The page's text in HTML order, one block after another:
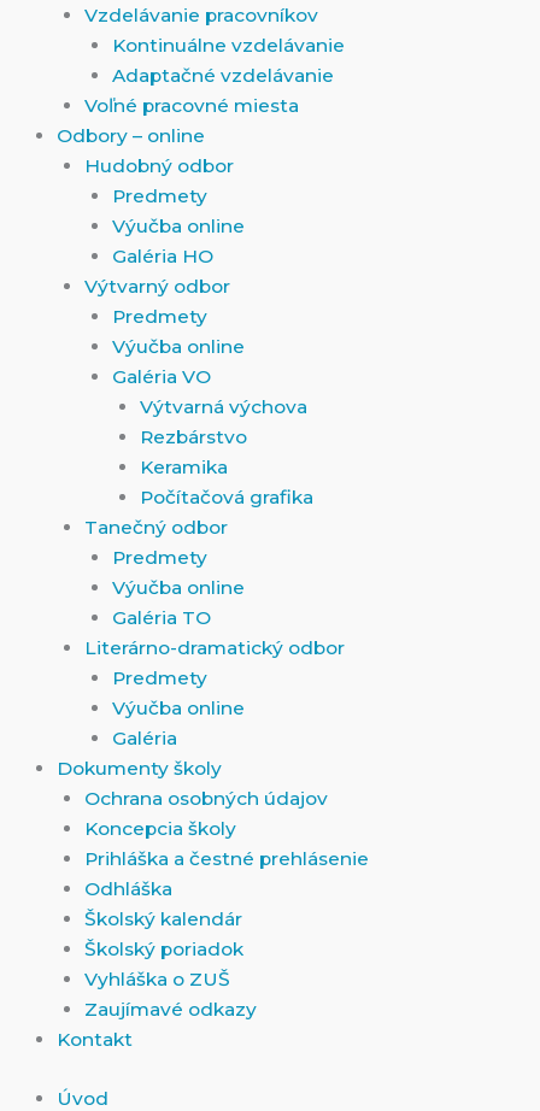
Vzdelávanie pracovníkov
Kontinuálne vzdelávanie
Adaptačné vzdelávanie
Voľné pracovné miesta
Odbory – online
Hudobný odbor
Predmety
Výučba online
Galéria HO
Výtvarný odbor
Predmety
Výučba online
Galéria VO
Výtvarná výchova
Rezbárstvo
Keramika
Počítačová grafika
Tanečný odbor
Predmety
Výučba online
Galéria TO
Literárno-dramatický odbor
Predmety
Výučba online
Galéria
Dokumenty školy
Ochrana osobných údajov
Koncepcia školy
Prihláška a čestné prehlásenie
Odhláška
Školský kalendár
Školský poriadok
Vyhláška o ZUŠ
Zaujímavé odkazy
Kontakt
Úvod